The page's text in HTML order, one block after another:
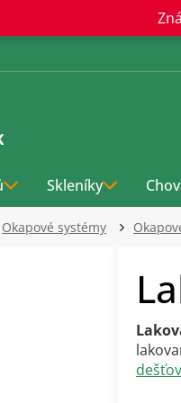
Skleníky
Okapové systémy